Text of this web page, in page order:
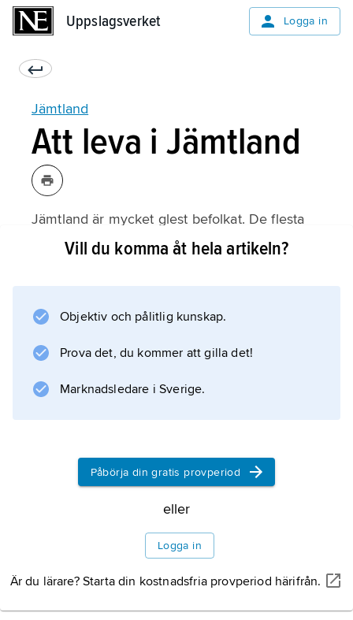
Uppslagsverket Logga in
Jämtland
Att leva i Jämtland
Jämtland är mycket glest befolkat. De flesta
invånarna bor i Östersunds kommun. Där
mjölk och ost. I Östersund finns flera statliga
myndigheter och Mittuniversitetet.
Vill du komma åt hela artikeln?
Objektiv och pålitlig kunskap.
Prova det, du kommer att gilla det!
Marknadsledare i Sverige.
Påbörja din gratis provperiod
eller
Logga in
Är du lärare? Starta din kostnadsfria provperiod härifrån.